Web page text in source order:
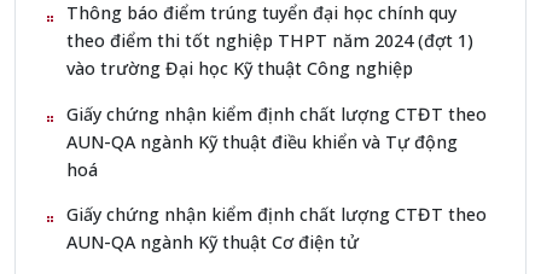
Thông báo điểm trúng tuyển đại học chính quy
theo điểm thi tốt nghiệp THPT năm 2024 (đợt 1)
vào trường Đại học Kỹ thuật Công nghiệp
Giấy chứng nhận kiểm định chất lượng CTĐT theo
AUN-QA ngành Kỹ thuật điều khiển và Tự động
hoá
Giấy chứng nhận kiểm định chất lượng CTĐT theo
AUN-QA ngành Kỹ thuật Cơ điện tử